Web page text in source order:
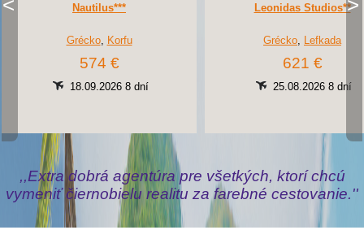
Nautilus***
Grécko, Korfu
574 €
18.09.2026 8 dní
Leonidas Studios**
Grécko Lefkada
621 €
25.08.2026 8 dní
,,Extra dobrá agentúra pre všetkých, ktorí chcú
vymeniť čiernobielu realitu za farebné cestovanie.''